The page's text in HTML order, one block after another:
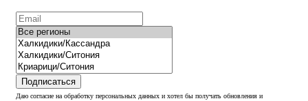
Подписаться
Даю согласие на обработку персональных данных и хотел бы получать обновления и